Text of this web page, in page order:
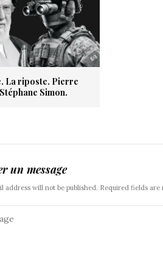
La riposte. Pierre
Simon.
un message
address will not be published. Required fields are